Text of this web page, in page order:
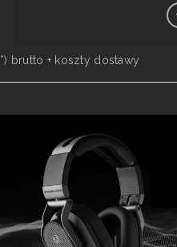
*) brutto + koszty dostawy